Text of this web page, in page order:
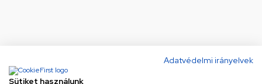
Adatvédelmi irányelvek
Sütiket használunk